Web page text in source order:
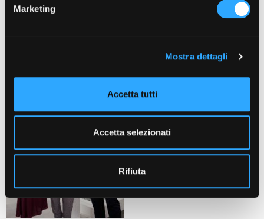
Marketing
Mostra dettagli
Accetta tutti
Accetta selezionati
Rifiuta